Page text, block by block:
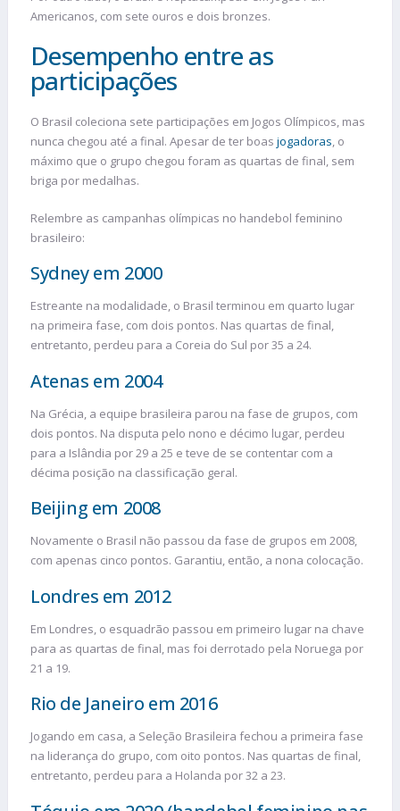
Americanos, com sete ouros e dois bronzes.
Desempenho entre as
participações
O Brasil coleciona sete participações em Jogos Olímpicos, mas
nunca chegou até a final. Apesar de ter boas jogadoras, o
máximo que o grupo chegou foram as quartas de final, sem
briga por medalhas.
Relembre as campanhas olímpicas no handebol feminino
brasileiro:
Sydney em 2000
Estreante na modalidade, o Brasil terminou em quarto lugar
na primeira fase, com dois pontos. Nas quartas de final,
entretanto, perdeu para a Coreia do Sul por 35 a 24.
Atenas em 2004
Na Grécia, a equipe brasileira parou na fase de grupos, com
dois pontos. Na disputa pelo nono e décimo lugar, perdeu
para a Islândia por 29 a 25 e teve de se contentar com a
décima posição na classificação geral.
Beijing em 2008
Novamente o Brasil não passou da fase de grupos em 2008,
com apenas cinco pontos. Garantiu, então, a nona colocação.
Londres em 2012
Em Londres, o esquadrão passou em primeiro lugar na chave
para as quartas de final, mas foi derrotado pela Noruega por
21 a 19.
Rio de Janeiro em 2016
Jogando em casa, a Seleção Brasileira fechou a primeira fase
na liderança do grupo, com oito pontos. Nas quartas de final,
entretanto, perdeu para a Holanda por 32 a 23.